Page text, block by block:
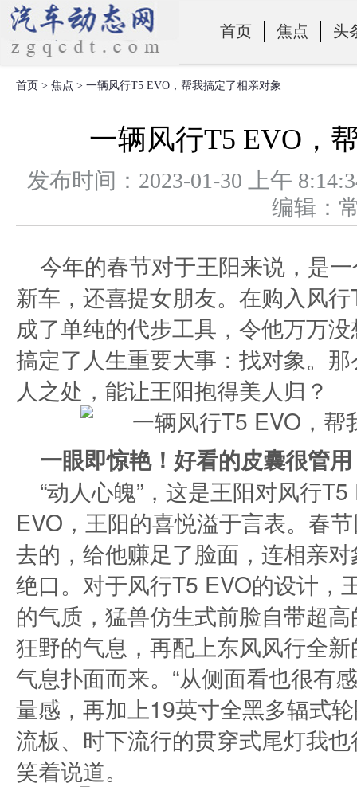
首页 焦点 头
零部件
首页 > 焦点 > 一辆风行T5 EVO，帮我搞定了相亲对象
一辆风行T5 EVO，
发布时间：2023-01-30 上午
编辑
今年的春节对于王阳来说，是
新车，还喜提女朋友。在购入风
成了单纯的代步工具，令他万万
搞定了人生重要大事：找对象。
人之处，能让王阳抱得美人归？
一眼即惊艳！好看的皮囊很管用
“动人心魄”，这是王阳对风行
EVO，王阳的喜悦溢于言表。春
去的，给他赚足了脸面，连相亲
绝口。对于风行T5 EVO的设计，
的气质，猛兽仿生式前脸自带超
狂野的气息，再配上东风风行全
气息扑面而来。“从侧面看也很有
量感，再加上19英寸全黑多辐式
流板、时下流行的贯穿式尾灯我
笑着说道。